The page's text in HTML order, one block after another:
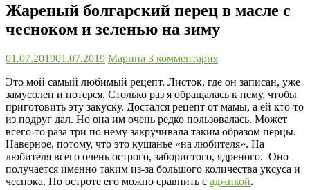
Жареный болгарский перец в масле с
чесноком и зеленью на зиму
01.07.201901.07.2019 Марина 3 комментария
Это мой самый любимый рецепт. Листок, где он записан, уже
замусолен и потерся. Столько раз я обращалась к нему, чтобы
приготовить эту закуску. Достался рецепт от мамы, а ей кто-то
из подруг дал. Но она им очень редко пользовалась. Может
всего-то раза три по нему закручивала таким образом перцы.
Наверное, потому, что это кушанье «на любителя». На
любителя всего очень острого, забористого, ядреного. Оно
получается именно таким из-за большого количества уксуса и
чеснока. По остроте его можно сравнить с аджикой.